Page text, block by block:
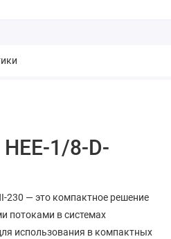
1/8-D-
230 — это компактное решение
потоками в системах
использования в компактных